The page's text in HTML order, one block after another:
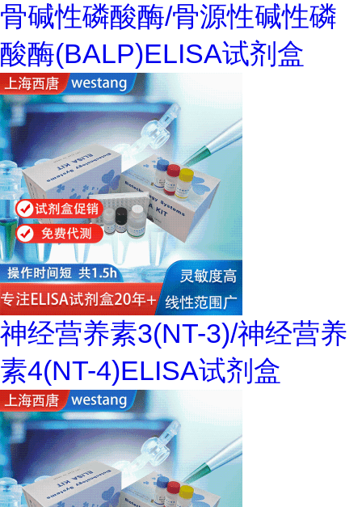
骨碱性磷酸酶/骨源性碱性磷
酸酶(BALP)ELISA试剂盒
神经营养素3(NT-3)/神经营养
素4(NT-4)ELISA试剂盒